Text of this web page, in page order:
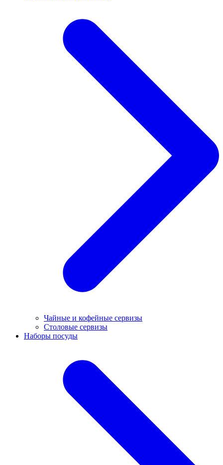
Чайные и кофейные сервизы
Столовые сервизы
Наборы посуды